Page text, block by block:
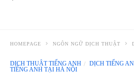
HOMEPAGE NGÔN NGỮ DỊCH THUẬT
DỊCH THUẬT TIẾNG ANH DỊCH TIẾNG
TIẾNG ANH TẠI HÀ NỘI